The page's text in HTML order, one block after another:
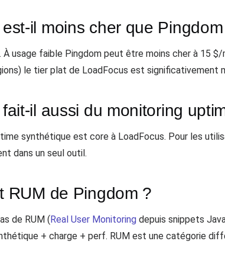
il moins cher que
À usage faible Pingdom peut être moins cher à 15
le tier plat de LoadFocus est significativement
il aussi du monitoring
synthétique est core à LoadFocus. Pour les
dans un seul outil.
RUM de Pingdom ?
de RUM ( Real User Monitoring depuis snippets
+ charge + perf. RUM est une catégorie